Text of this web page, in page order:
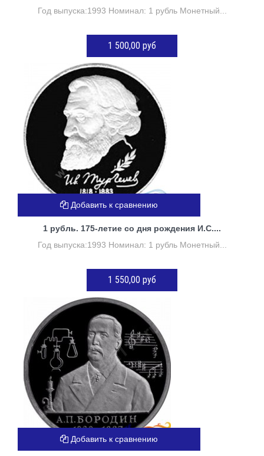
Год выпуска:1993 Номинал: 1 рубль Монетный...
1 500,00 руб
Нет в наличии
1 рубль. 175-летие со дня рождения И.С....
Год выпуска:1993 Номинал: 1 рубль Монетный...
1 550,00 руб
Нет в наличии
Добавить к сравнению
Добавить к сравнению